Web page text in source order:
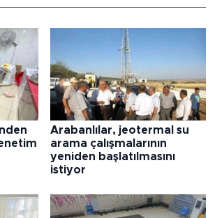
Arabanlılar, jeotermal su
arama çalışmalarının
yeniden başlatılmasını
istiyor